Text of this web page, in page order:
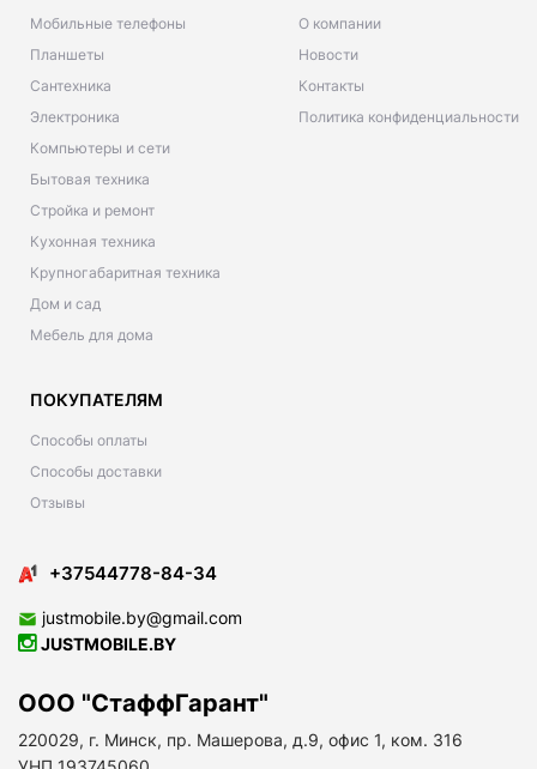
Мобильные телефоны
Планшеты
Сантехника
Электроника
Компьютеры и сети
Бытовая техника
Стройка и ремонт
Кухонная техника
Крупногабаритная техника
Дом и сад
Мебель для дома
О компании
Новости
Контакты
Политика конфиденциальности
ПОКУПАТЕЛЯМ
Способы оплаты
Способы доставки
Отзывы
+37544778-84-34
justmobile.by@gmail.com
JUSTMOBILE.BY
ООО "СтаффГарант"
220029, г. Минск, пр. Машерова, д.9, офис 1, ком. 316